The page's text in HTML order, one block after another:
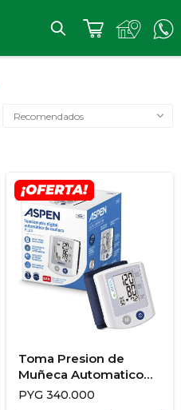
Recomendados
Toma Presion de
Muñeca Automatico
Aspen S150
PYG 340.000